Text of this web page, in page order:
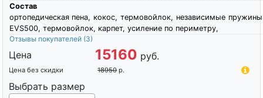
Состав
ортопедическая пена, кокос, термовойлок, независимые пружины
EVS500, термовойлок, карпет, усиление по периметру,
Отзывы покупателей (3)
Цена 15160 руб.
Цена без скидки 18950 р.
Выбрать размер